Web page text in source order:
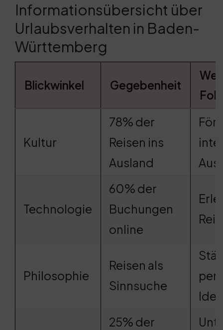
Informationsübersicht über
Urlaubsverhalten in Baden-
Württemberg
Blickwinkel Gegebenheit
Kultur
78% der
Reisen ins
Ausland
Technologie
60% der
Buchungen
online
Philosophie
Reisen als
Sinnsuche
25% der